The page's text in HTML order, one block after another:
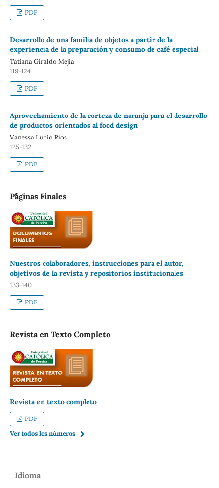
PDF
Desarrollo de una familia de objetos a partir de la
experiencia de la preparación y consumo de café especial
Tatiana Giraldo Mejía
119-124
PDF
Aprovechamiento de la corteza de naranja para el desarrollo
de productos orientados al food design
Vanessa Lucio Ríos
125-132
PDF
P´´áginas Finales
Nuestros colaboradores, instrucciones para el autor,
objetivos de la revista y repositorios institucionales
133-140
PDF
Revista en Texto Completo
Revista en texto completo
PDF
Ver todos los números
Idioma